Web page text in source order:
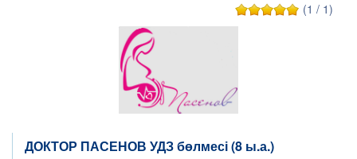
(1 / 1)
ДОКТОР ПАСЕНОВ УДЗ бөлмесі (8 ы.а.)